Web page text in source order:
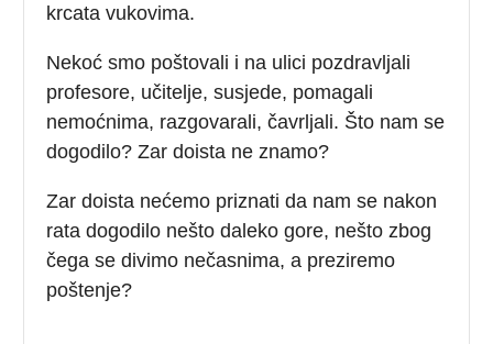
krcata vukovima.
Nekoć smo poštovali i na ulici pozdravljali
profesore, učitelje, susjede, pomagali
nemoćnima, razgovarali, čavrljali. Što nam se
dogodilo? Zar doista ne znamo?
Zar doista nećemo priznati da nam se nakon
rata dogodilo nešto daleko gore, nešto zbog
čega se divimo nečasnima, a preziremo
poštenje?